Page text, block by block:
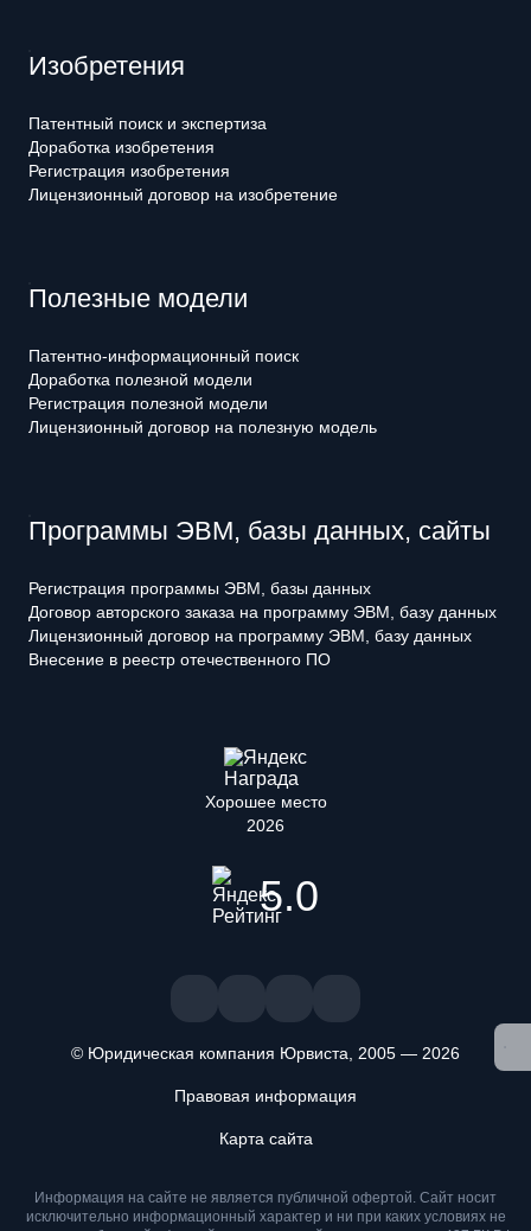
Изобретения
Патентный поиск и экспертиза
Доработка изобретения
Регистрация изобретения
Лицензионный договор на изобретение
Полезные модели
Патентно-информационный поиск
Доработка полезной модели
Регистрация полезной модели
Лицензионный договор на полезную модель
Программы ЭВМ, базы данных, сайты
Регистрация программы ЭВМ, базы данных
Договор авторского заказа на программу ЭВМ, базу данных
Лицензионный договор на программу ЭВМ, базу данных
Внесение в реестр отечественного ПО
Хорошее место
2026
5.0
© Юридическая компания Юрвиста, 2005 — 2026
Правовая информация
Карта сайта
Информация на сайте не является публичной офертой. Cайт носит
исключительно информационный характер и ни при каких условиях не
Мы используем файлы cookie. Оставаясь на сайте, вы
«Положения об обработке персональных данных » и даете
согласие на обработку персональных данных метрическими